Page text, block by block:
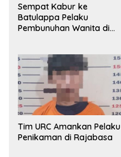
Sempat Kabur ke
Batulappa Pelaku
Pembunuhan Wanita di
Tim URC Amankan Pelaku
Penikaman di Rajabasa